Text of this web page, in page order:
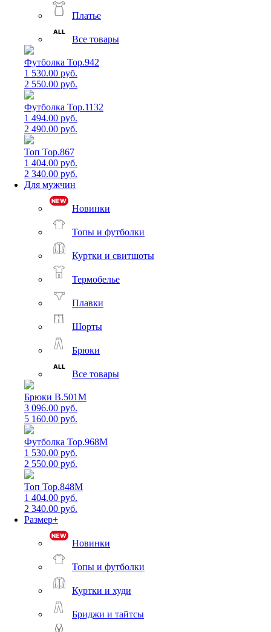
Платье
Все товары
Футболка Top.942
1 530.00 руб.
2 550.00 руб.
Футболка Top.1132
1 494.00 руб.
2 490.00 руб.
Топ Top.867
1 404.00 руб.
2 340.00 руб.
Для мужчин
Новинки
Топы и футболки
Куртки и свитшоты
Термобелье
Плавки
Шорты
Брюки
Все товары
Брюки B.501M
3 096.00 руб.
5 160.00 руб.
Футболка Top.968M
1 530.00 руб.
2 550.00 руб.
Топ Top.848M
1 404.00 руб.
2 340.00 руб.
Размер+
Новинки
Топы и футболки
Куртки и худи
Бриджи и тайтсы